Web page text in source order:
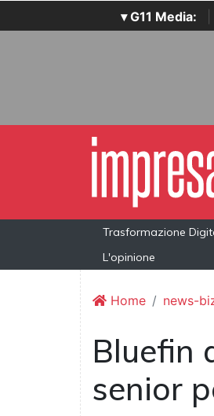
▾ G11 Media:
Trasformazione
L'opinione
Home news-
Bluefin
senior